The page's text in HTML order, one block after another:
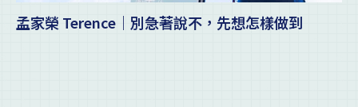
孟家榮 Terence｜別急著說不，先想怎樣做到